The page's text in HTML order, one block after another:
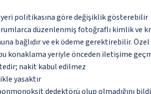
politikasına göre değişiklik gösterebilir
düzenlenmiş fotoğraflı kimlik ve
bağlıdır ve ek ödeme gerektirebilir.
konaklama yeriyle önceden iletişime
nakit kabul edilmez
yasaktır
dedektörü olup olmadığını